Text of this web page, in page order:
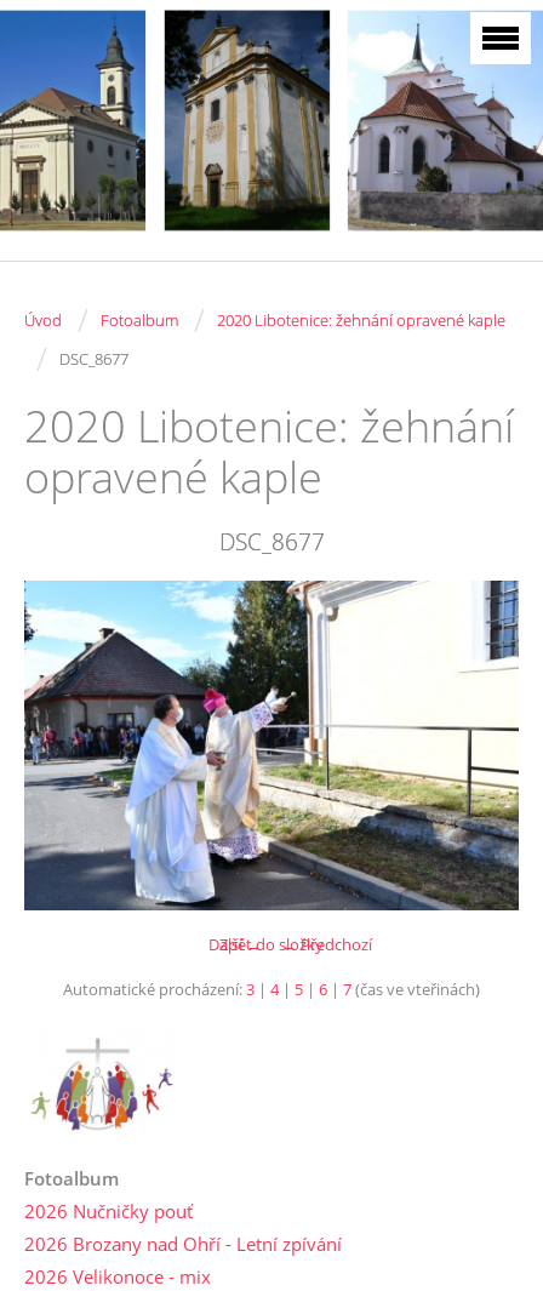
Úvod / Fotoalbum / 2020 Libotenice: žehnání opravené kaple
/ DSC_8677
2020 Libotenice: žehnání
opravené kaple
DSC_8677
← Předchozí
Další →
Zpět do složky
Automatické procházení:3 | 4| 5 | 6 | 7(čas ve vteřinách)
Fotoalbum
2026 Nučničky pouť
2026 Brozany nad Ohří - Letní zpívání
2026 Velikonoce - mix